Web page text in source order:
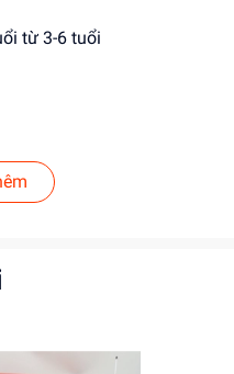
từ 3-6 tuổi
chơi một cách cẩn thận và
chơi một cách sáng tạo